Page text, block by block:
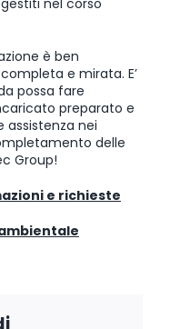
nel corso
è ben
e mirata. E’
possa fare
preparato e
assistenza nei
delle
Group!
e richieste